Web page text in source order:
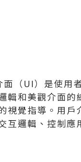
面（UI）是使
輯和美觀介面
視覺指導。用
互邏輯、控制